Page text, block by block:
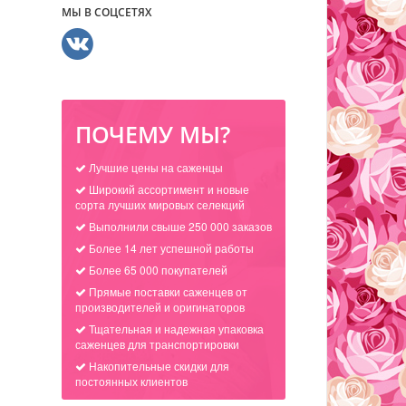
МЫ В СОЦСЕТЯХ
ПОЧЕМУ МЫ?
Лучшие цены на саженцы
Широкий ассортимент и новые
сорта лучших мировых селекций
Выполнили свыше 250 000 заказов
Более 14 лет успешной работы
Более 65 000 покупателей
Прямые поставки саженцев от
производителей и оригинаторов
Тщательная и надежная упаковка
саженцев для транспортировки
Накопительные скидки для
постоянных клиентов